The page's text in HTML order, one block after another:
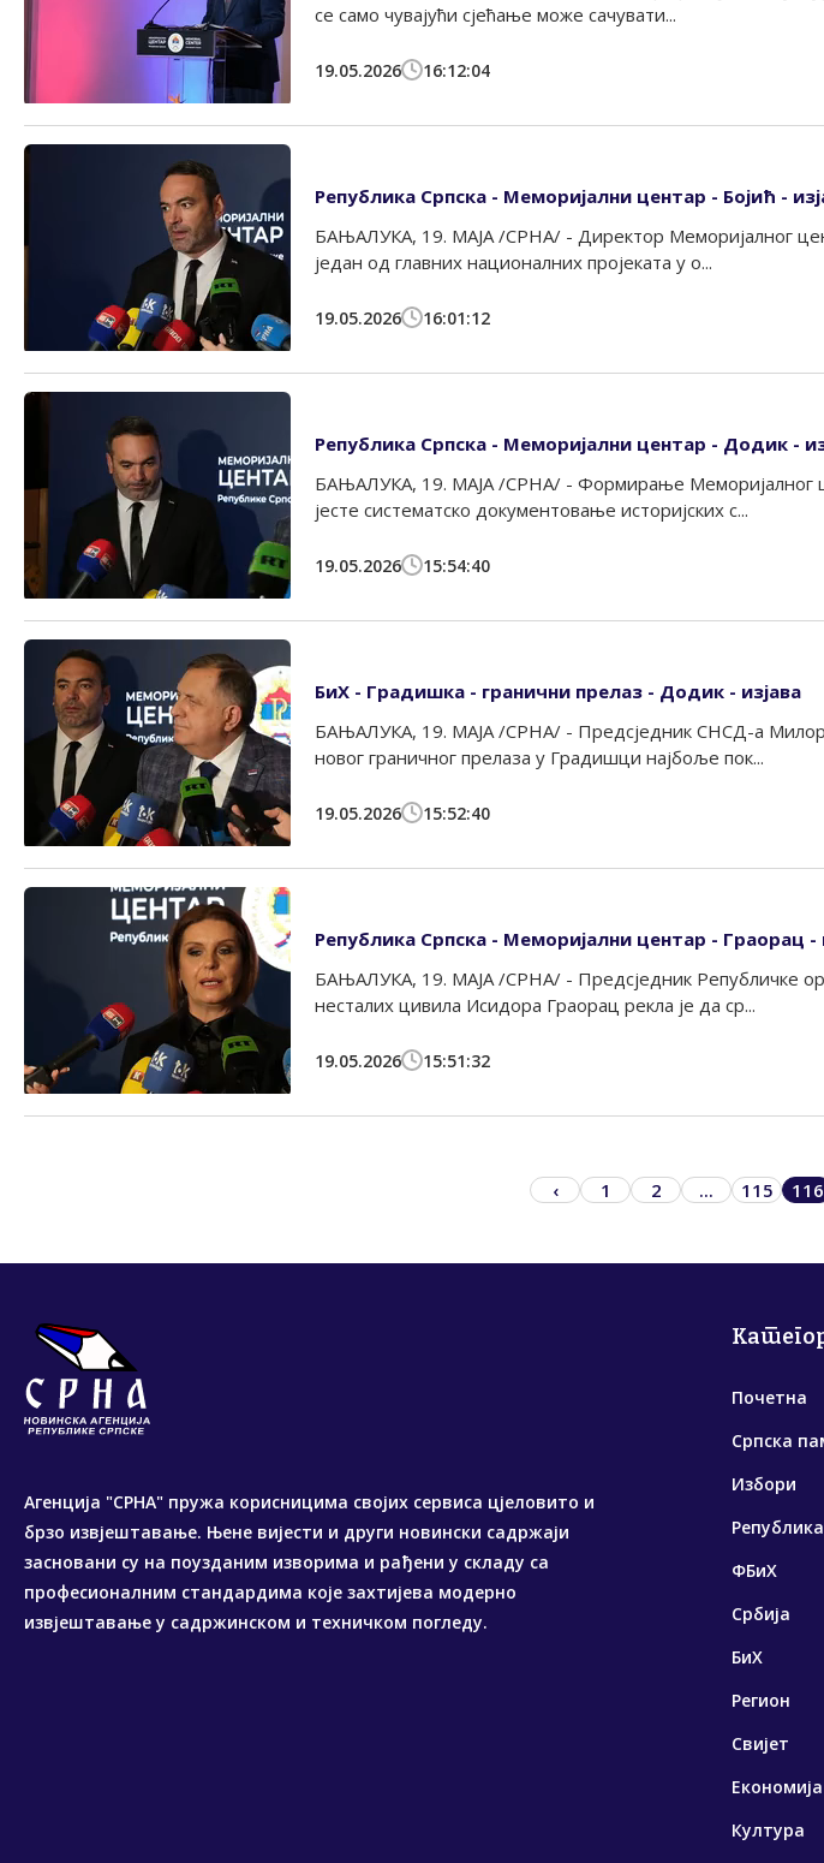
се само чувајући сјећање може сачувати...
19.05.2026 16:12:04
Република Српска - Меморијални центар - Бојић -
БАЊАЛУКА, 19. МАЈА /СРНА/ - Директор Меморијалног
један од главних националних пројеката у о...
19.05.2026 16:01:12
Република Српска - Меморијални центар - Додик -
БАЊАЛУКА, 19. МАЈА /СРНА/ - Формирање Меморијалног
јесте систематско документовање историјских с...
19.05.2026 15:54:40
БиХ - Градишка - гранични прелаз - Додик - изјава
БАЊАЛУКА, 19. МАЈА /СРНА/ - Предсједник СНСД-а
новог граничног прелаза у Градишци најбоље пок...
19.05.2026 15:52:40
Република Српска - Меморијални центар - Граорац -
БАЊАЛУКА, 19. МАЈА /СРНА/ - Предсједник Републичке
несталих цивила Исидора Граорац рекла је да ср...
19.05.2026 15:51:32
‹ 1 2 ... 115 116
Агенција "СРНА" пружа корисницима својих сервиса цјеловито и
брзо извјештавање. Њене вијести и други новински садржаји
засновани су на поузданим изворима и рађени у складу са
професионалним стандардима које захтијева модерно
извјештавање у садржинском и техничком погледу.
Почетна
Српска
Избори
ФБиХ
Србија
БиХ
Регион
Свијет
Економија
Култура